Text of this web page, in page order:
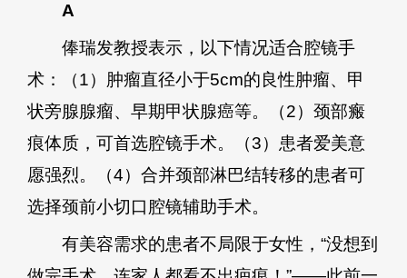
A
俸瑞发教授表示，以下情况适合腔镜手
术：（1）肿瘤直径小于5cm的良性肿瘤、甲
状旁腺腺瘤、早期甲状腺癌等。（2）颈部瘢
痕体质，可首选腔镜手术。（3）患者爱美意
愿强烈。（4）合并颈部淋巴结转移的患者可
选择颈前小切口腔镜辅助手术。
有美容需求的患者不局限于女性，“没想到